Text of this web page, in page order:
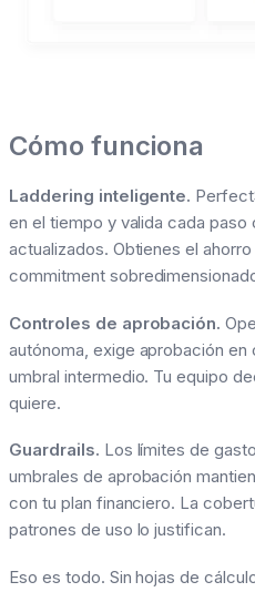
Cómo funciona
Laddering inteligente.
en el tiempo y valida cada
actualizados. Obtienes el
commitment
Controles de aprobación.
autónoma, exige aprobación
umbral intermedio. Tu equipo
quiere.
Guardrails. Los límites de
umbrales de aprobación
con tu plan financiero. La
patrones de uso lo justifican.
Eso es todo. Sin hojas de